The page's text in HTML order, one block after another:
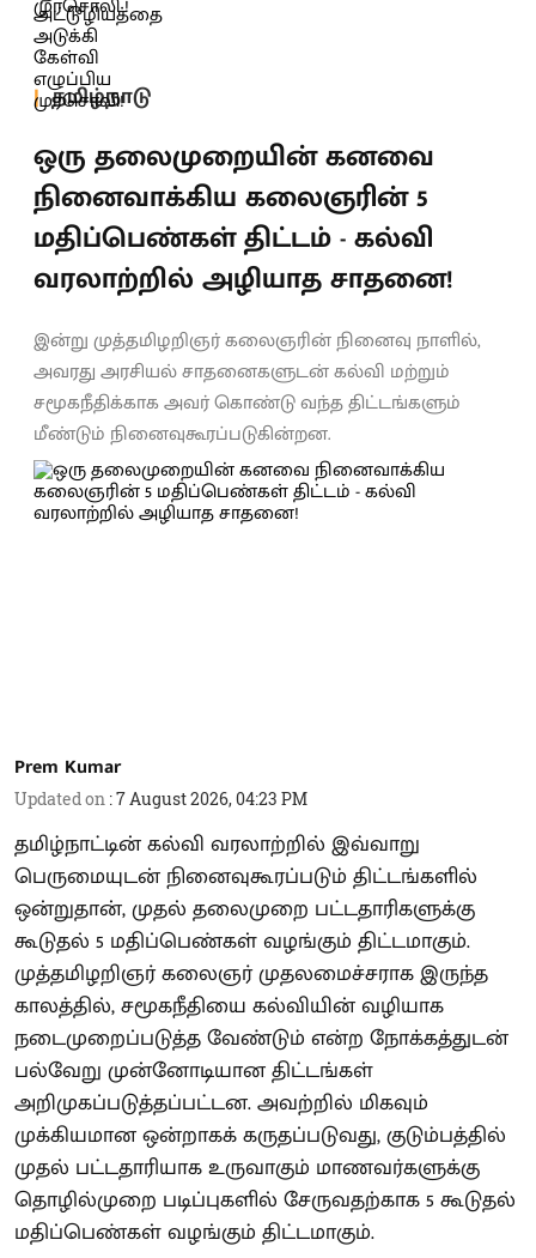
தமிழ்நாடு
ஒரு தலைமுறையின் கனவை
நினைவாக்கிய கலைஞரின் 5
மதிப்பெண்கள் திட்டம் - கல்வி
வரலாற்றில் அழியாத சாதனை!
இன்று முத்தமிழறிஞர் கலைஞரின் நினைவு நாளில்,
அவரது அரசியல் சாதனைகளுடன் கல்வி மற்றும்
சமூகநீதிக்காக அவர் கொண்டு வந்த திட்டங்களும்
மீண்டும் நினைவுகூரப்படுகின்றன.
Prem Kumar
Updated on :7 August 2026, 04:23 PM
தமிழ்நாட்டின் கல்வி வரலாற்றில் இவ்வாறு
பெருமையுடன் நினைவுகூரப்படும் திட்டங்களில்
ஒன்றுதான், முதல் தலைமுறை பட்டதாரிகளுக்கு
கூடுதல் 5 மதிப்பெண்கள் வழங்கும் திட்டமாகும்.
முத்தமிழறிஞர் கலைஞர் முதலமைச்சராக இருந்த
காலத்தில், சமூகநீதியை கல்வியின் வழியாக
நடைமுறைப்படுத்த வேண்டும் என்ற நோக்கத்துடன்
பல்வேறு முன்னோடியான திட்டங்கள்
அறிமுகப்படுத்தப்பட்டன. அவற்றில் மிகவும்
முக்கியமான ஒன்றாகக் கருதப்படுவது, குடும்பத்தில்
முதல் பட்டதாரியாக உருவாகும் மாணவர்களுக்கு
தொழில்முறை படிப்புகளில் சேருவதற்காக 5 கூடுதல்
மதிப்பெண்கள் வழங்கும் திட்டமாகும்.